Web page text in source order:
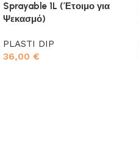
Sprayable 1L (Έτοιμο για
Ψεκασμό)
PLASTI DIP
36,00 €